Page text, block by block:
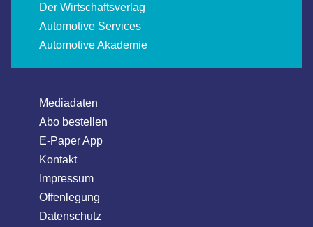
Der Wirtschaftsverlag
Automotive Services
Automotive Akademie
Mediadaten
Abo bestellen
E-Paper App
Kontakt
Impressum
Offenlegung
Datenschutz